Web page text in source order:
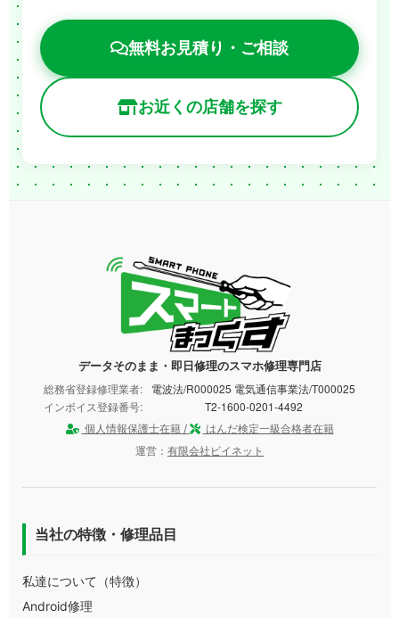
無料お見積り・ご相談
お近くの店舗を探す
データそのまま・即日修理のスマホ修理専門店
総務省登録修理業者:
電波法/R000025 電気通信事業法/T000025
インボイス登録番号:
T2-1600-0201-4492
個人情報保護士在籍 /
はんだ検定一級合格者在籍
運営： 有限会社ビイネット
当社の特徴・修理品目
私達について（特徴）
Android修理